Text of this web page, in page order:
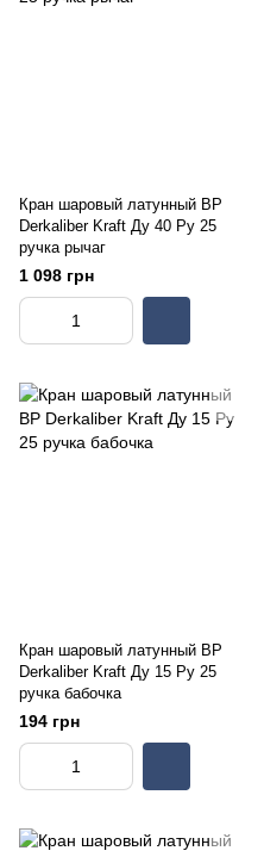
Кран шаровый латунный ВР
Derkaliber Kraft Ду 40 Ру 25
ручка рычаг
1 098 грн
Кран шаровый латунный ВР
Derkaliber Kraft Ду 15 Ру 25
ручка бабочка
194 грн